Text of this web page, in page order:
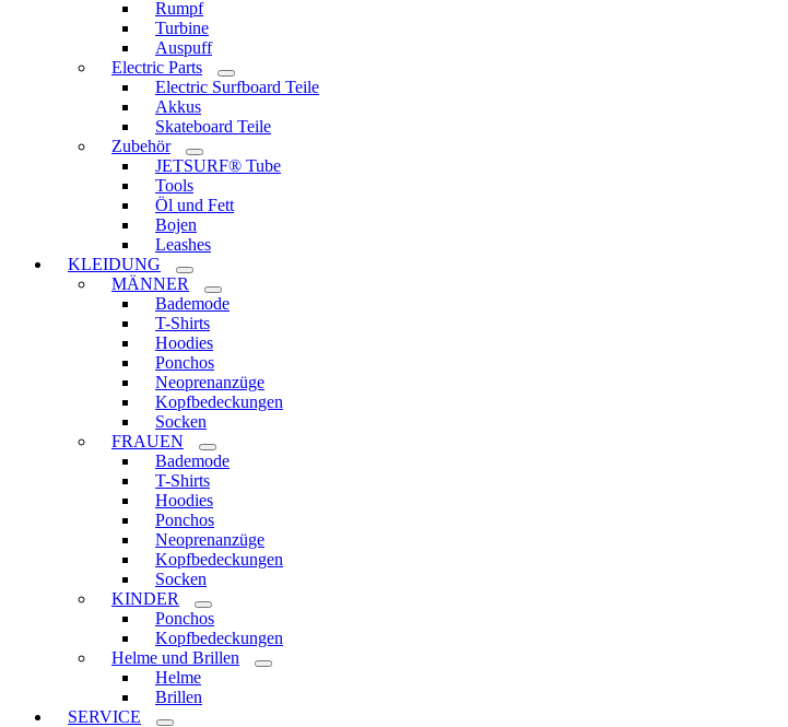
Rumpf
Turbine
Auspuff
Electric Parts
Electric Surfboard Teile
Akkus
Skateboard Teile
Zubehör
JETSURF® Tube
Tools
Öl und Fett
Bojen
Leashes
KLEIDUNG
MÄNNER
Bademode
T-Shirts
Hoodies
Ponchos
Neoprenanzüge
Kopfbedeckungen
Socken
FRAUEN
Bademode
T-Shirts
Hoodies
Ponchos
Neoprenanzüge
Kopfbedeckungen
Socken
KINDER
Ponchos
Kopfbedeckungen
Helme und Brillen
Helme
Brillen
SERVICE